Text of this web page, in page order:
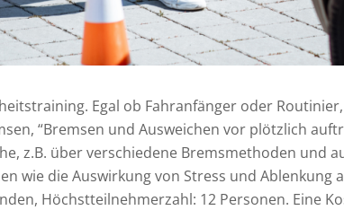
Egal ob Fahranfänger oder
“Bremsen und Ausweichen vor plötzlich
z.B. über verschiedene Bremsmethoden und
wie die Auswirkung von Stress und Ablenkung
Höchstteilnehmerzahl: 12 Personen. Eine